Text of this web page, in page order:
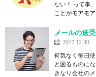
ない！ って事
ことがモアモ
メールの送
2017.12.30
何気なく毎日
と困るものに
きなり会社の